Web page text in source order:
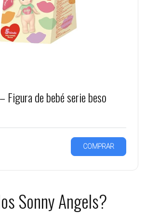
Figura de bebé serie beso
COMPRAR
Sonny Angels?